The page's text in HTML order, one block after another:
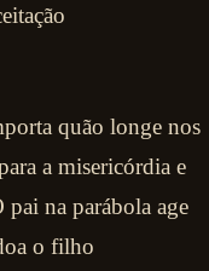
quão longe nos
a misericórdia e
pai na parábola age
o filho